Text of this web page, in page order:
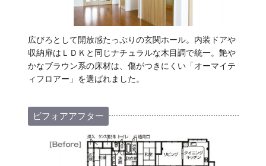
広びろとして開放感たっぷりの玄関ホール。内装ドアや
収納扉はＬＤＫと同じナチュラルな木目調で統一。艶や
かなブラウン系の床材は、傷がつきにくい「オーマイテ
ィフロアー」を選ばれました。
ビフォアアフター